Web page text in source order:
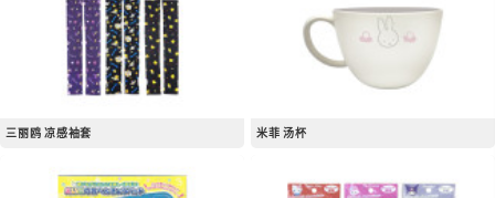
三丽鸥 凉感袖套 米菲 汤杯